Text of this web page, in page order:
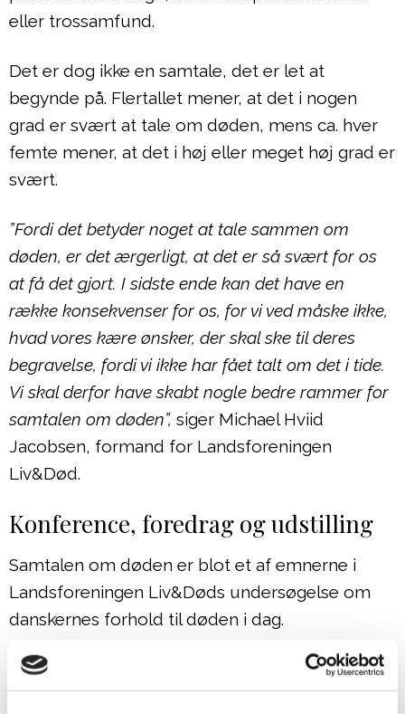
eller trossamfund.
Det er dog ikke en samtale, det er let at
begynde på. Flertallet mener, at det i nogen
grad er svært at tale om døden, mens ca. hver
femte mener, at det i høj eller meget høj grad er
svært.
”Fordi det betyder noget at tale sammen om
døden, er det ærgerligt, at det er så svært for os
at få det gjort. I sidste ende kan det have en
række konsekvenser for os, for vi ved måske ikke,
hvad vores kære ønsker, der skal ske til deres
begravelse, fordi vi ikke har fået talt om det i tide.
Vi skal derfor have skabt nogle bedre rammer for
samtalen om døden”, siger Michael Hviid
Jacobsen, formand for Landsforeningen
Liv&Død.
Konference, foredrag og udstilling
Samtalen om døden er blot et af emnerne i
Landsforeningen Liv&Døds undersøgelse om
danskernes forhold til døden i dag.
Undersøgelsen har også fokus på ritualer i
forbindelse med døden,